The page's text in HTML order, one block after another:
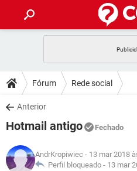
CELULAR
OUTLOOK
INSTAGRAM
GUIA DE COMPRAS
DICAS
JOGOS
INSTAGRAM
DOWNLOADS
JOGOS
CELULAR
OUTLOOK
JOGOS
GLOSSÁRIO
Fórum Rede social
Anterior
Hotmail antigo Fechado
AndrKropiwiec - 13 mar 2018
Perfil bloqueado - 13 mar